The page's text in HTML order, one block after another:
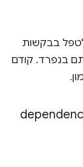
בבקשות
בנפרד. קודם